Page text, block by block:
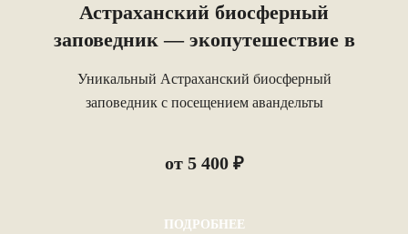
Астраханский биосферный
заповедник — экопутешествие в
Уникальный Астраханский биосферный
заповедник с посещением авандельты
от 5 400 ₽
ПОДРОБНЕЕ